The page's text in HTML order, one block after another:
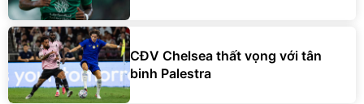
CĐV Chelsea thất vọng với tân
binh Palestra